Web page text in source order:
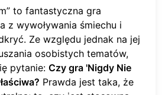
to fantastyczna gra
z wywoływania śmiechu i
Ze względu jednak na jej
osobistych tematów,
pytanie: Czy gra 'Nigdy Nie
Prawda jest taka, że